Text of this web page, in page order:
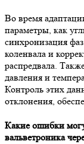
Во время
параметры, как
синхронизация
коленвала и
распредвала.
давления и
Контроль этих
отклонения,
Какие ошибки
вальветроника